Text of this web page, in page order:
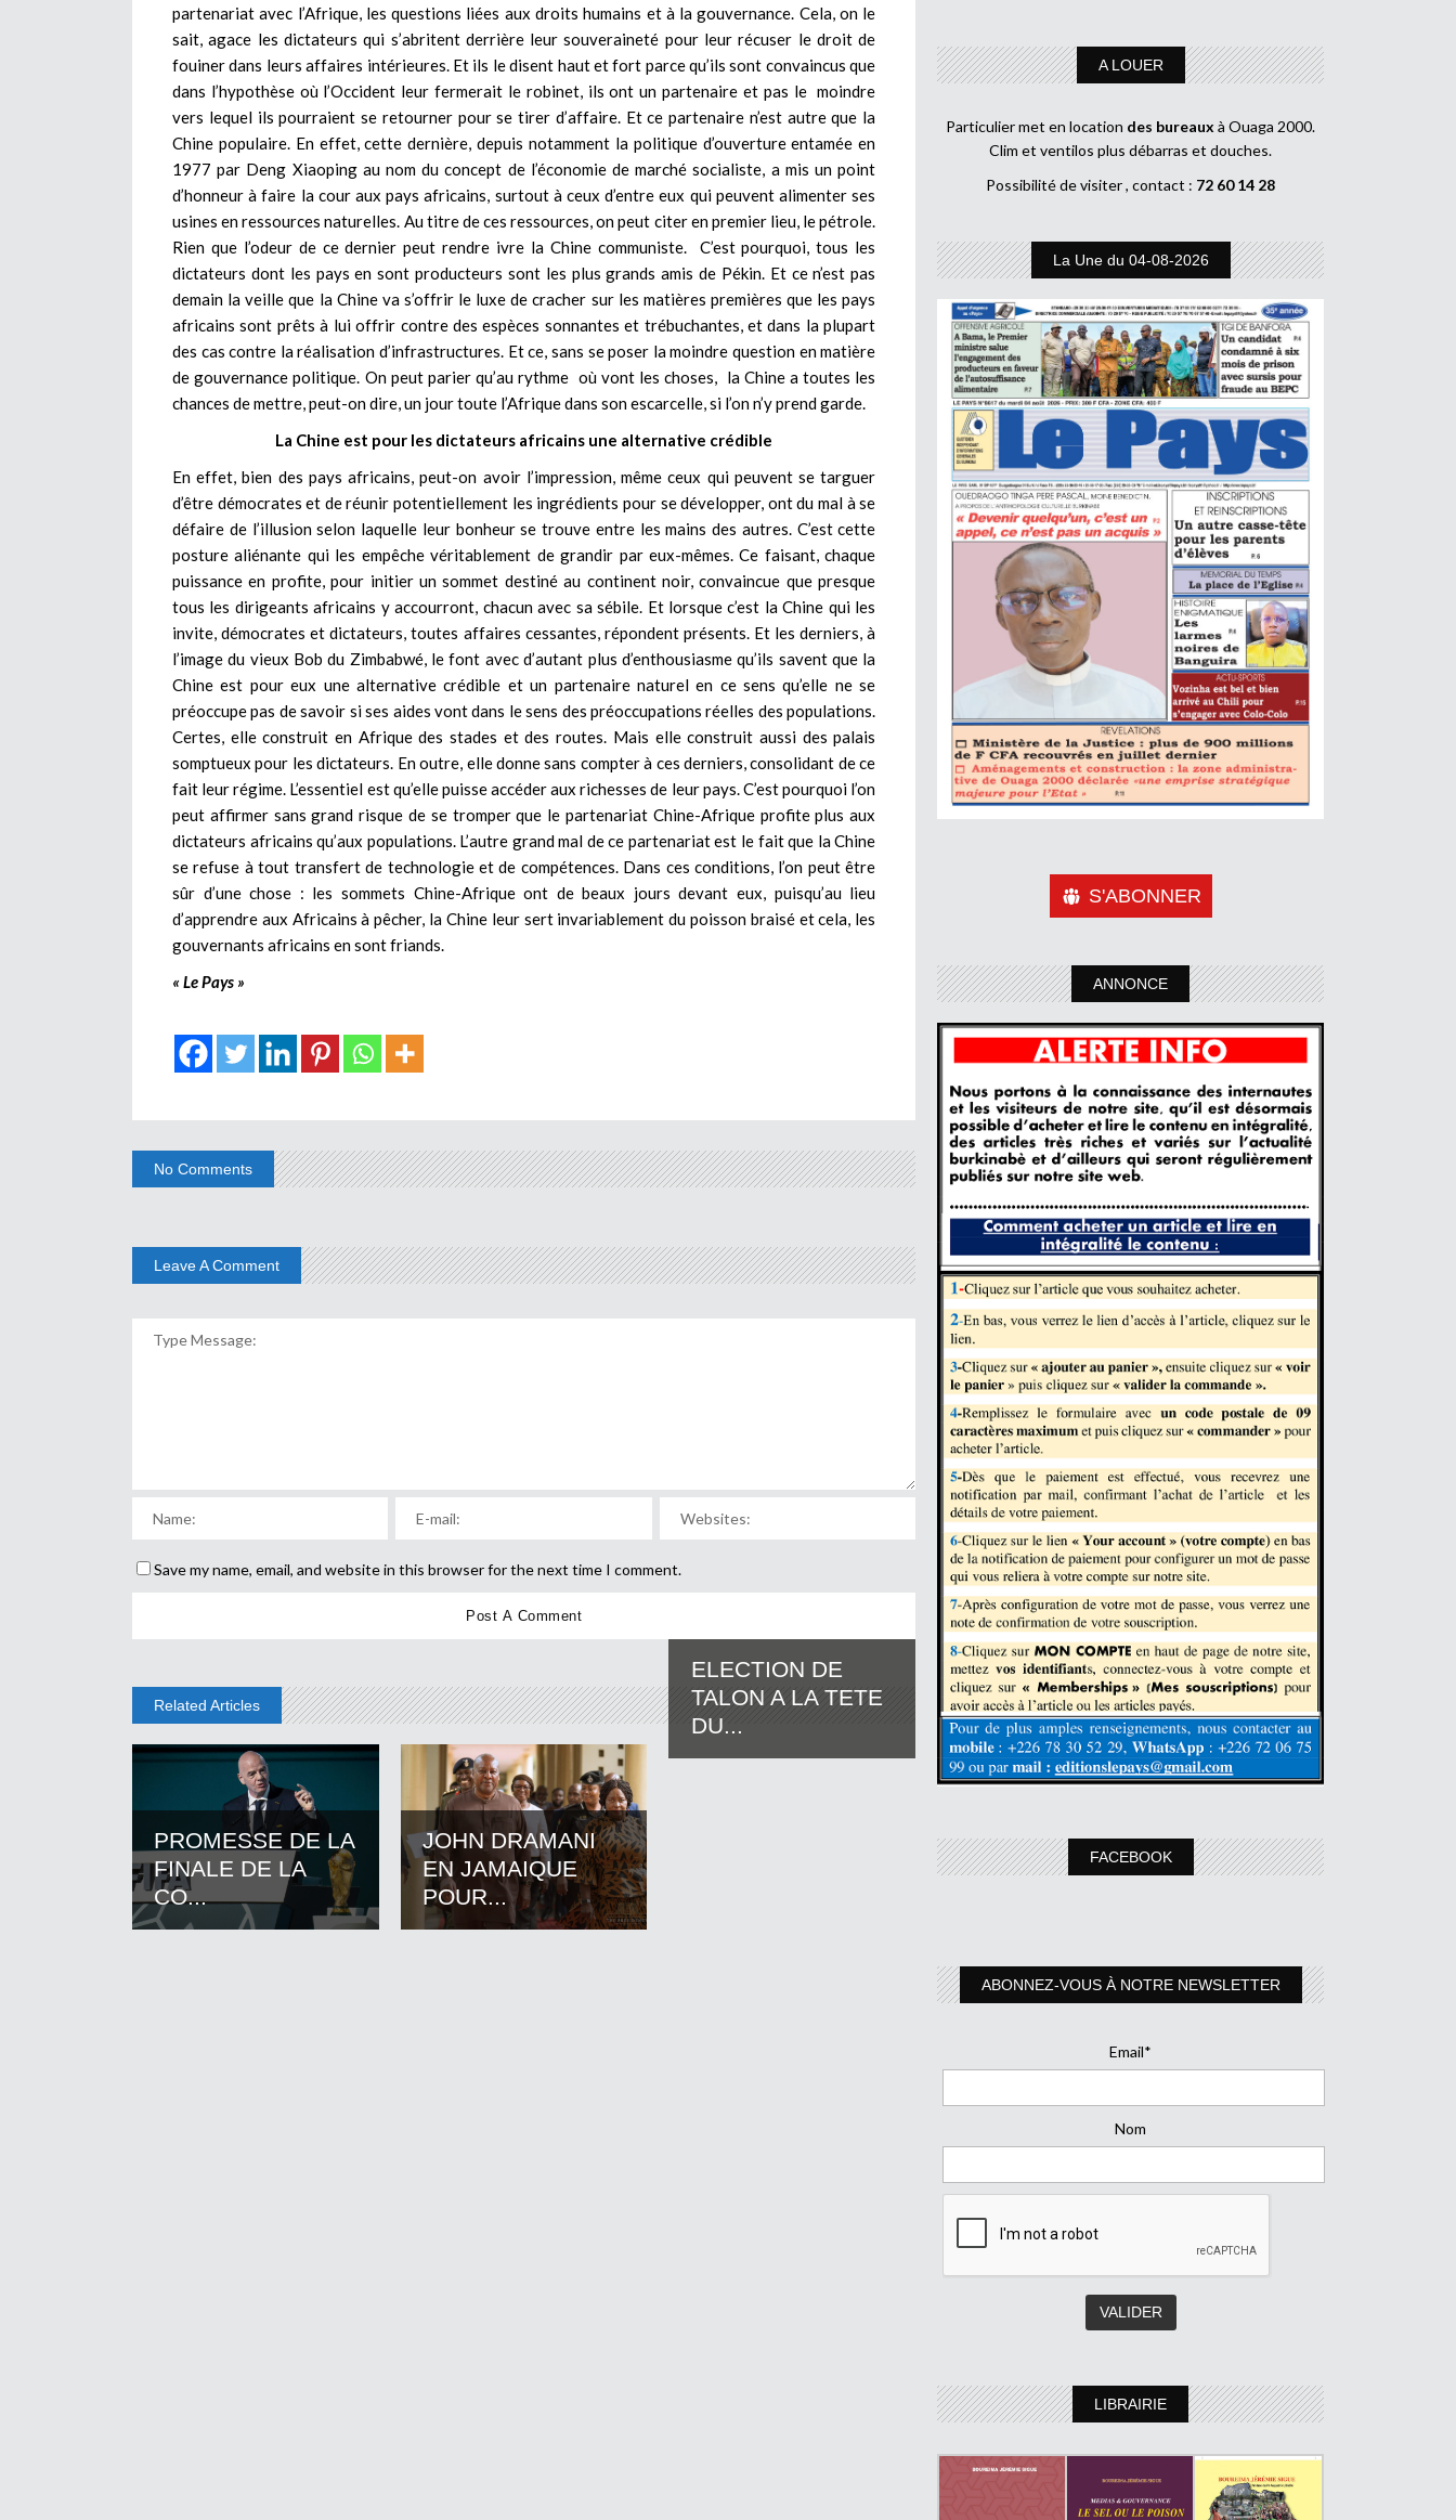
partenariat avec l’Afrique, les questions liées aux droits humains et à la gouvernance. Cela, on le
sait, agace les dictateurs qui s’abritent derrière leur souveraineté pour leur récuser le droit de
fouiner dans leurs affaires intérieures. Et ils le disent haut et fort parce qu’ils sont convaincus que
dans l’hypothèse où l’Occident leur fermerait le robinet, ils ont un partenaire et pas le moindre
vers lequel ils pourraient se retourner pour se tirer d’affaire. Et ce partenaire n’est autre que la
Chine populaire. En effet, cette dernière, depuis notamment la politique d’ouverture entamée en
1977 par Deng Xiaoping au nom du concept de l’économie de marché socialiste, a mis un point
d’honneur à faire la cour aux pays africains, surtout à ceux d’entre eux qui peuvent alimenter ses
usines en ressources naturelles. Au titre de ces ressources, on peut citer en premier lieu, le pétrole.
Rien que l’odeur de ce dernier peut rendre ivre la Chine communiste. C’est pourquoi, tous les
dictateurs dont les pays en sont producteurs sont les plus grands amis de Pékin. Et ce n’est pas
demain la veille que la Chine va s’offrir le luxe de cracher sur les matières premières que les pays
africains sont prêts à lui offrir contre des espèces sonnantes et trébuchantes, et dans la plupart
des cas contre la réalisation d’infrastructures. Et ce, sans se poser la moindre question en matière
de gouvernance politique. On peut parier qu’au rythme où vont les choses, la Chine a toutes les
chances de mettre, peut-on dire, un jour toute l’Afrique dans son escarcelle, si l’on n’y prend garde.
La Chine est pour les dictateurs africains une alternative crédible
En effet, bien des pays africains, peut-on avoir l’impression, même ceux qui peuvent se targuer
d’être démocrates et de réunir potentiellement les ingrédients pour se développer, ont du mal à se
défaire de l’illusion selon laquelle leur bonheur se trouve entre les mains des autres. C’est cette
posture aliénante qui les empêche véritablement de grandir par eux-mêmes. Ce faisant, chaque
puissance en profite, pour initier un sommet destiné au continent noir, convaincue que presque
tous les dirigeants africains y accourront, chacun avec sa sébile. Et lorsque c’est la Chine qui les
invite, démocrates et dictateurs, toutes affaires cessantes, répondent présents. Et les derniers, à
l’image du vieux Bob du Zimbabwé, le font avec d’autant plus d’enthousiasme qu’ils savent que la
Chine est pour eux une alternative crédible et un partenaire naturel en ce sens qu’elle ne se
préoccupe pas de savoir si ses aides vont dans le sens des préoccupations réelles des populations.
Certes, elle construit en Afrique des stades et des routes. Mais elle construit aussi des palais
somptueux pour les dictateurs. En outre, elle donne sans compter à ces derniers, consolidant de ce
fait leur régime. L’essentiel est qu’elle puisse accéder aux richesses de leur pays. C’est pourquoi l’on
peut affirmer sans grand risque de se tromper que le partenariat Chine-Afrique profite plus aux
dictateurs africains qu’aux populations. L’autre grand mal de ce partenariat est le fait que la Chine
se refuse à tout transfert de technologie et de compétences. Dans ces conditions, l’on peut être
sûr d’une chose : les sommets Chine-Afrique ont de beaux jours devant eux, puisqu’au lieu
d’apprendre aux Africains à pêcher, la Chine leur sert invariablement du poisson braisé et cela, les
gouvernants africains en sont friands.
« Le Pays »
No Comments
Leave A Comment
Save my name, email, and website in this browser for the next time I comment.
Related Articles
PROMESSE DE LA
FINALE DE LA
CO...
JOHN DRAMANI
EN JAMAIQUE
POUR...
ELECTION DE
TALON A LA TETE
DU...
A LOUER
Particulier met en location des bureaux à Ouaga 2000.
Clim et ventilos plus débarras et douches.
Possibilité de visiter , contact : 72 60 14 28
La Une du 04-08-2026
S'ABONNER
ANNONCE
FACEBOOK
ABONNEZ-VOUS À NOTRE NEWSLETTER
Email*
Nom
LIBRAIRIE